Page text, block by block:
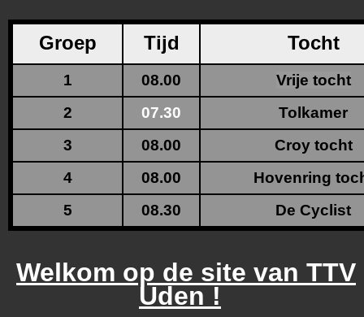
Groep Tijd Tocht
1 08.00
Vrije tocht
2
07.30
Tolkamer
3
08.00
Croy tocht
4
08.00
Hovenring
5
08.30 De Cyclist
Welkom op de site van TTV
Uden !